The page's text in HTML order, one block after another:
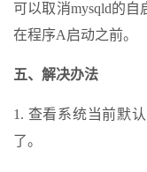
可以取消mysqld的
在程序A启动之前。
五、解决办法
1. 查看系统当前默
了。